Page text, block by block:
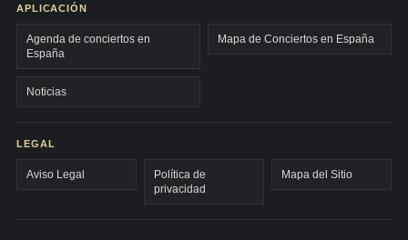
APLICACIÓN
Agenda de conciertos en
España
Mapa de Conciertos en España
Noticias
LEGAL
Aviso Legal
Política de
privacidad
Mapa del Sitio